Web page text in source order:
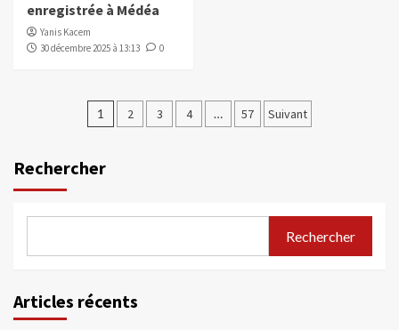
enregistrée à Médéa
Yanis Kacem
30 décembre 2025 à 13:13
0
1 2 3 4 … 57 Suivant
Rechercher
Rechercher
Articles récents